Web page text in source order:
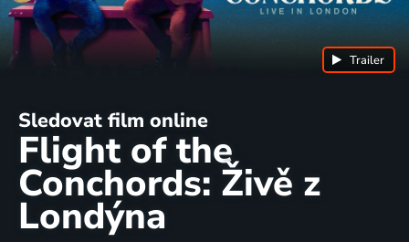
Sledovat film online
Flight of the
Conchords: Živě z
Londýna
Trailer